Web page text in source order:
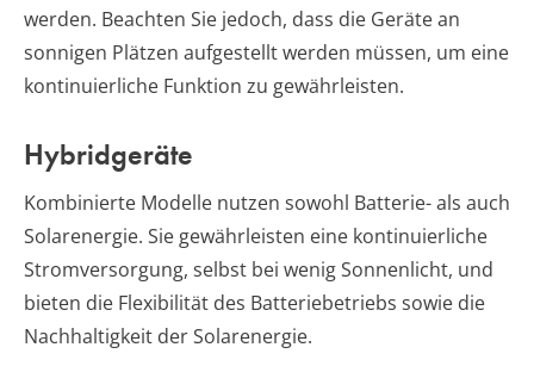
werden. Beachten Sie jedoch, dass die Geräte an
sonnigen Plätzen aufgestellt werden müssen, um eine
kontinuierliche Funktion zu gewährleisten.
Hybridgeräte
Kombinierte Modelle nutzen sowohl Batterie- als auch
Solarenergie. Sie gewährleisten eine kontinuierliche
Stromversorgung, selbst bei wenig Sonnenlicht, und
bieten die Flexibilität des Batteriebetriebs sowie die
Nachhaltigkeit der Solarenergie.